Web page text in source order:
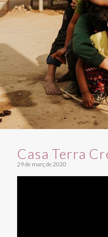
Casa Terra
29 de març de 2020